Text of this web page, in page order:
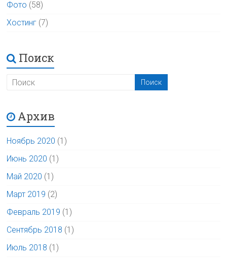
Фото (58)
Хостинг (7)
Поиск
Архив
Ноябрь 2020 (1)
Июнь 2020 (1)
Май 2020 (1)
Март 2019 (2)
Февраль 2019 (1)
Сентябрь 2018 (1)
Июль 2018 (1)